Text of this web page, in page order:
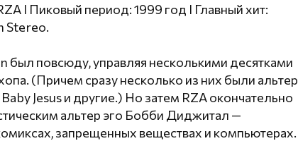
I Пиковый период: 1999 год I Главный хит:
Stereo.
был повсюду, управляя несколькими десятками
(Причем сразу несколько из них были альтер
Jesus и другие.) Но затем RZA окончательно
альтер эго Бобби Диджитал —
запрещенных веществах и компьютерах.